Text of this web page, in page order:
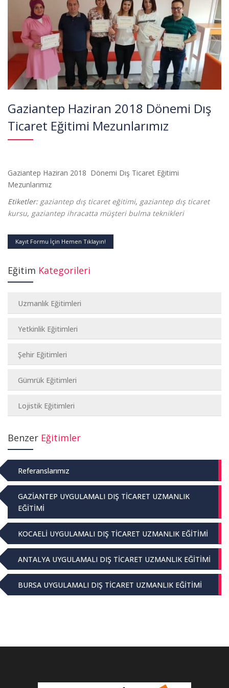
Gaziantep Haziran 2018 Dönemi Dış
Ticaret Eğitimi Mezunlarımız
Gaziantep Haziran 2018 Dönemi Dış Ticaret Eğitimi
Mezunlarımız
Etiketler: gaziantep dış ticaret eğitimi, gaziantep dış ticaret
kursu, gaziantep ihracatta müşteri bulma teknikleri
Kayıt Formu İçin Hemen Tıklayın!
Eğitim Kategorileri
Uzmanlık Eğitimleri
Yetkinlik Eğitimleri
Şehir Eğitimleri
Gümrük Eğitimleri
Lojistik Eğitimleri
Benzer Eğitimler
Referanslarımız
GAZİANTEP UYGULAMALI DIŞ TİCARET UZMANLIK
EĞİTİMİ
KOCAELİ UYGULAMALI DIŞ TİCARET UZMANLIK EĞİTİMİ
ANTALYA UYGULAMALI DIŞ TİCARET UZMANLIK EĞİTİMİ
BURSA UYGULAMALI DIŞ TİCARET UZMANLIK EĞİTİMİ